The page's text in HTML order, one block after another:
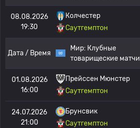
08.08.2026
19:30
Колчестер
Саутгемптон
Дата / Время
Мир: Клубные
товарищеские матчи
01.08.2026
16:00
Прейссен Мюнстер
Саутгемптон
24.07.2026
21:00
Брунсвик
Саутгемптон